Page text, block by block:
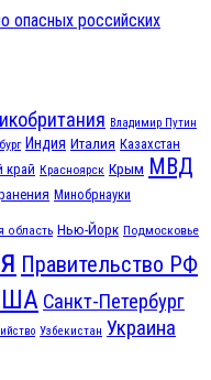
опасных российских
Владимир Путин
Индия Италия Казахстан
край Красноярск Крым МВД
Минобрнауки
область Нью-Йорк Подмосковье
Правительство РФ
Санкт-Петербург
Узбекистан Украина